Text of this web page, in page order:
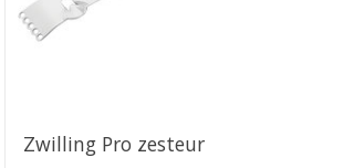
Zwilling Pro zesteur